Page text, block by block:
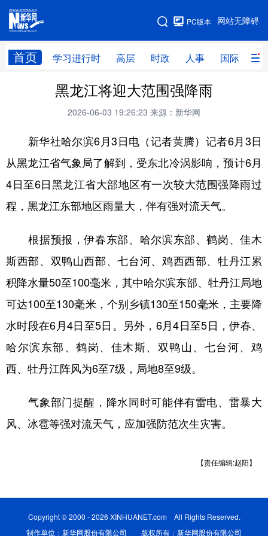
网站无障碍
PC版本
首页 学习进行时 高层 时政 人事 国际 财
网站地图
学习进行时 高层 时政
财经 网评
台湾 思客智库 全球连线 教育
科技 科创 量子 体育
文化 书画 健康 军事
法律 中央文件 金融 汽车
食品 人居 信息化 数字经济
学术中国 乡村振兴 银龄 溯源中国
彩票 娱乐 时尚 悦读
公益 一带一路 亚太网
山西
浙江 安徽
黑龙江将迎大范围强降雨
2026-06-03 19:26:23 来源：新华网
新华社哈尔滨6月3日电（记者黄腾）记者6月3日
从黑龙江省气象局了解到，受东北冷涡影响，预计6月
4日至6日黑龙江省大部地区有一次较大范围强降雨过
程，黑龙江东部地区雨量大，伴有强对流天气。
根据预报，伊春东部、哈尔滨东部、鹤岗、佳木
斯西部、双鸭山西部、七台河、鸡西西部、牡丹江累
积降水量50至100毫米，其中哈尔滨东部、牡丹江局地
可达100至130毫米，个别乡镇130至150毫米，主要降
水时段在6月4日至5日。另外，6月4日至5日，伊春、
哈尔滨东部、鹤岗、佳木斯、双鸭山、七台河、鸡
西、牡丹江阵风为6至7级，局地8至9级。
气象部门提醒，降水同时可能伴有雷电、雷暴大
风、冰雹等强对流天气，应加强防范次生灾害。
【责任编辑:赵阳】
Copyright © 2000 - 2026 XINHUANET.com All Rights Reserved.
制作单位：新华网股份有限公司 版权所有：新华网股份有限公司